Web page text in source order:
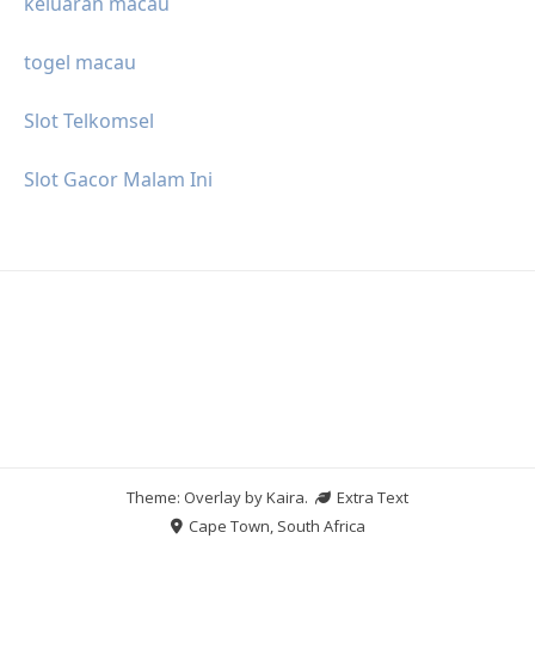
togel macau
Slot Telkomsel
Slot Gacor Malam Ini
Theme: Overlay byKaira.
Extra Text
Cape Town, South Africa